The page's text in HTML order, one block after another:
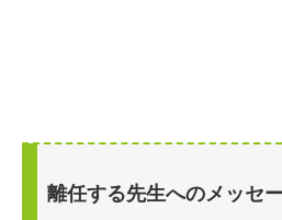
離任する先生へのメッセ